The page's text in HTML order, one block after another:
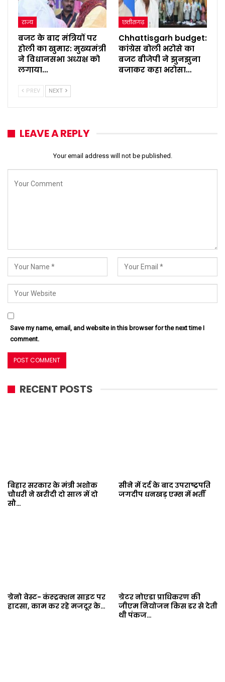
राज्य
बजट के बाद मंत्रियों पर
होली का खुमार: मुख्यमंत्री
ने विधानसभा अध्यक्ष को
लगाया…
छत्तीसगढ़
Chhattisgarh budget:
कांग्रेस बोली भरोसे का
बजट बीजेपी ने झुनझुना
बजाकर कहा भरोसा…
PREV NEXT
LEAVE A REPLY
Your email address will not be published.
Save my name, email, and website in this browser for the next time I
comment.
RECENT POSTS
बिहार सरकार के मंत्री अशोक
चौधरी ने खरीदी दो साल में दो
सौ…
सीने में दर्द के बाद उपराष्ट्रपति
जगदीप धनखड़ एम्स में भर्ती
ग्रेनो वेस्ट- कंस्ट्रक्शन साइट पर
हादसा, काम कर रहे मजदूर के…
ग्रेटर नोएडा प्राधिकरण की
जीएम नियोजन किस डर से देती
थी पंकज…